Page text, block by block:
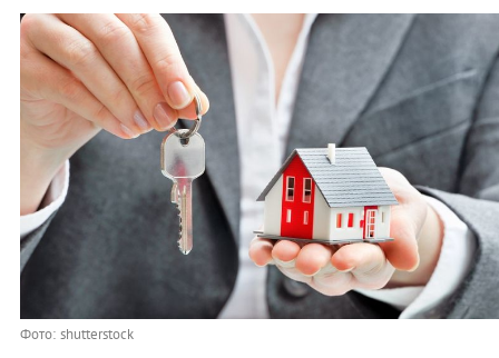
Фото: shutterstock